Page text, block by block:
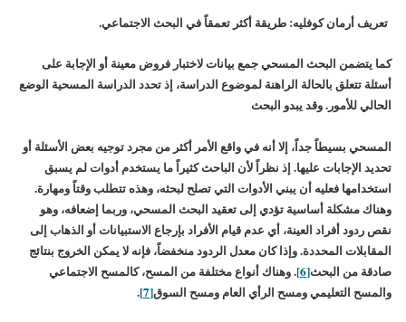
تعريف أرمان كوفليه: طريقة أكثر تعمقاً في البحث الاجتماعي.
كما يتضمن البحث المسحي جمع بيانات لاختبار فروض معينة أو الإجابة على
أسئلة تتعلق بالحالة الراهنة لموضوع الدراسة، إذ تحدد الدراسة المسحية الوضع
الحالي للأمور. وقد يبدو البحث
المسحي بسيطاً جداً، إلا أنه في واقع الأمر أكثر من مجرد توجيه بعض الأسئلة أو
تحديد الإجابات عليها. إذ نظراً لأن الباحث كثيراً ما يستخدم أدوات لم يسبق
استخدامها فعليه أن يبني الأدوات التي تصلح لبحثه، وهذه تتطلب وقتاً ومهارة.
وهناك مشكلة أساسية تؤدي إلى تعقيد البحث المسحي، وربما إضعافه، وهو
نقص ردود أفراد العينة، أي عدم قيام الأفراد بإرجاع الاستبيانات أو الذهاب إلى
المقابلات المحددة. وإذا كان معدل الردود منخفضاً، فإنه لا يمكن الخروج بنتائج
صادقة من البحث[6] . وهناك أنواع مختلفة من المسح، كالمسح الاجتماعي
والمسح التعليمي ومسح الرأي العام ومسح السوق[7]
.